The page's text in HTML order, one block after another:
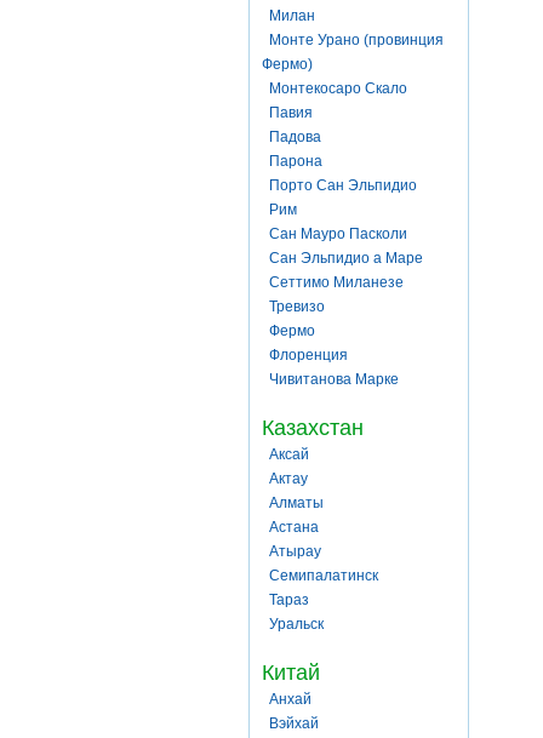
Милан
Монте Урано (провинция
Фермо)
Монтекосаро Скало
Павия
Падова
Парона
Порто Сан Эльпидио
Рим
Сан Мауро Пасколи
Сан Эльпидио а Маре
Сеттимо Миланезе
Тревизо
Фермо
Флоренция
Чивитанова Марке
Казахстан
Аксай
Актау
Алматы
Астана
Атырау
Семипалатинск
Тараз
Уральск
Китай
Анхай
Вэйхай